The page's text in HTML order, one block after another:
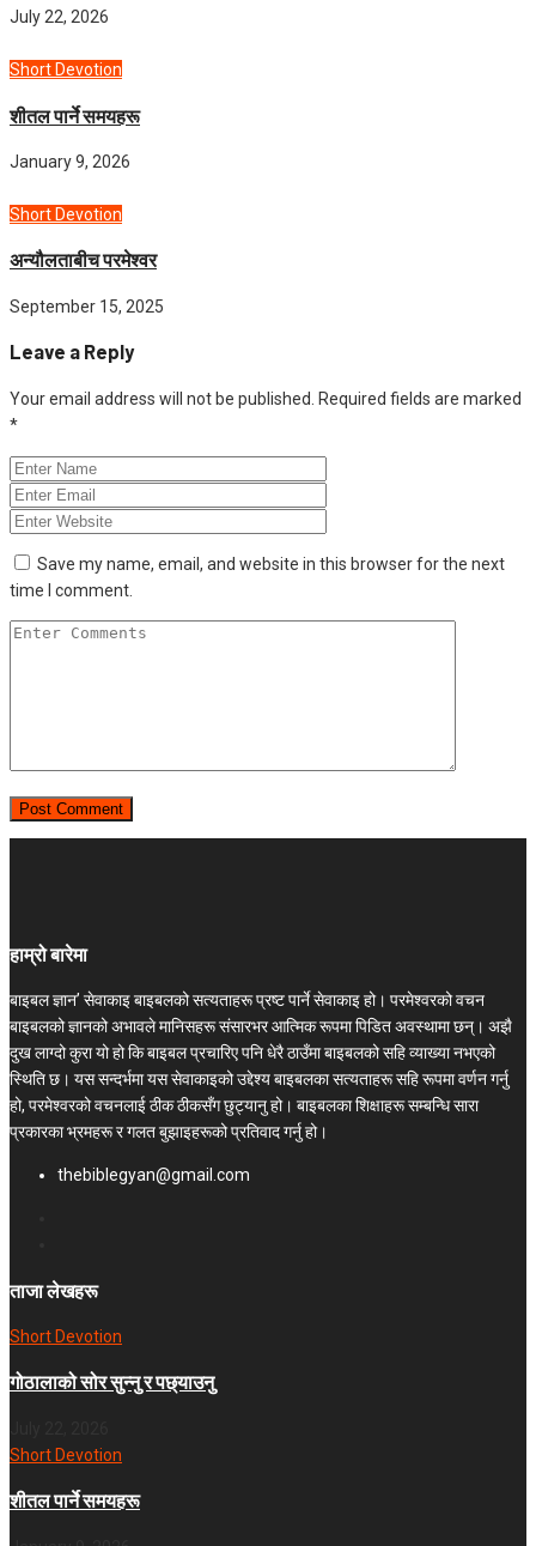
July 22, 2026
Short Devotion
शीतल पार्ने समयहरू
January 9, 2026
Short Devotion
अन्यौलताबीच परमेश्‍वर
September 15, 2025
Leave a Reply
Your email address will not be published. Required fields are marked
*
Save my name, email, and website in this browser for the next
time I comment.
हाम्रो बारेमा
बाइबल ज्ञान’ सेवाकाइ बाइबलको सत्यताहरू प्रष्ट पार्ने सेवाकाइ हो। परमेश्‍वरको वचन
बाइबलको ज्ञानको अभावले मानिसहरू संसारभर आत्मिक रूपमा पिडित अवस्थामा छन्। अझै
दुख लाग्दो कुरा यो हो कि बाइबल प्रचारिए पनि धेरै ठाउँमा बाइबलको सहि व्याख्या नभएको
स्थिति छ। यस सन्दर्भमा यस सेवाकाइको उद्देश्य बाइबलका सत्यताहरू सहि रूपमा वर्णन गर्नु
हो, परमेश्वरको वचनलाई ठीक ठीकसँग छुट्यानु हो। बाइबलका शिक्षाहरू सम्बन्धि सारा
प्रकारका भ्रमहरू र गलत बुझाइहरूको प्रतिवाद गर्नु हो।
thebiblegyan@gmail.com
ताजा लेखहरू
Short Devotion
गोठालाको सोर सुन्नु र पछ्याउनु
Short Devotion
शीतल पार्ने समयहरू